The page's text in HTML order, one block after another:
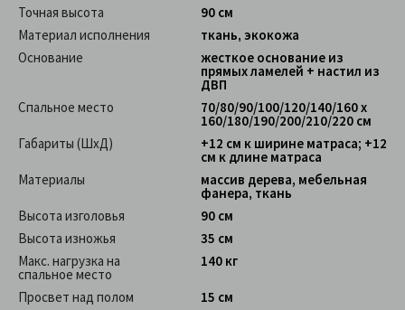
Точная высота
90 см
Материал исполнения
ткань, экокожа
Основание
жесткое основание из
прямых ламелей + настил из
ДВП
Спальное место
70/80/90/100/120/140/160 х
160/180/190/200/210/220 см
Габариты (ШхД)
+12 см к ширине матраса; +12
см к длине матраса
Материалы
массив дерева, мебельная
фанера, ткань
Высота изголовья
90 см
Высота изножья
35 см
Макс. нагрузка на
спальное место
140 кг
Просвет над полом
15 см